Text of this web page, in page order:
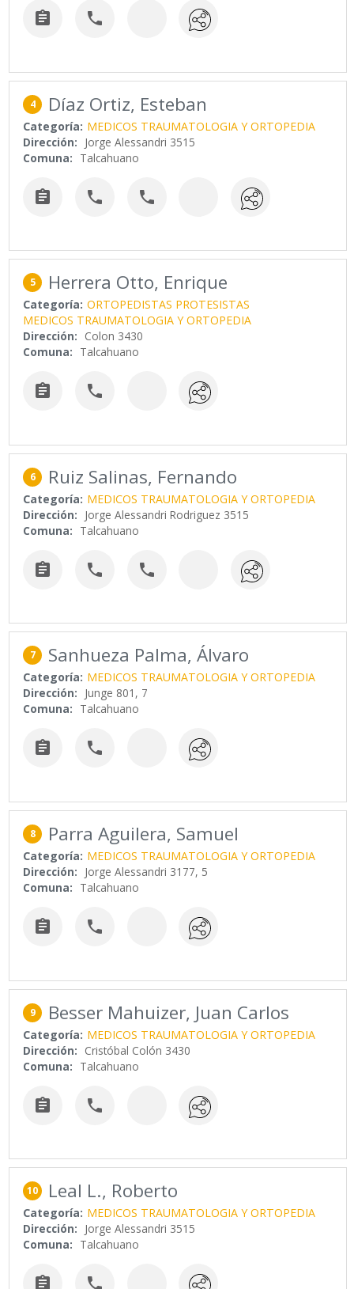
 
4 Díaz Ortiz, Esteban
Categoría: MEDICOS TRAUMATOLOGIA Y ORTOPEDIA
Dirección: Jorge Alessandri 3515
Comuna: Talcahuano
  
5 Herrera Otto, Enrique
Categoría: ORTOPEDISTAS PROTESISTAS
MEDICOS TRAUMATOLOGIA Y ORTOPEDIA
Dirección: Colon 3430
Comuna: Talcahuano
 
6 Ruiz Salinas, Fernando
Categoría: MEDICOS TRAUMATOLOGIA Y ORTOPEDIA
Dirección: Jorge Alessandri Rodriguez 3515
Comuna: Talcahuano
  
7 Sanhueza Palma, Álvaro
Categoría: MEDICOS TRAUMATOLOGIA Y ORTOPEDIA
Dirección: Junge 801, 7
Comuna: Talcahuano
 
8 Parra Aguilera, Samuel
Categoría: MEDICOS TRAUMATOLOGIA Y ORTOPEDIA
Dirección: Jorge Alessandri 3177, 5
Comuna: Talcahuano
 
9 Besser Mahuizer, Juan Carlos
Categoría: MEDICOS TRAUMATOLOGIA Y ORTOPEDIA
Dirección: Cristóbal Colón 3430
Comuna: Talcahuano
 
10 Leal L., Roberto
Categoría: MEDICOS TRAUMATOLOGIA Y ORTOPEDIA
Dirección: Jorge Alessandri 3515
Comuna: Talcahuano
 